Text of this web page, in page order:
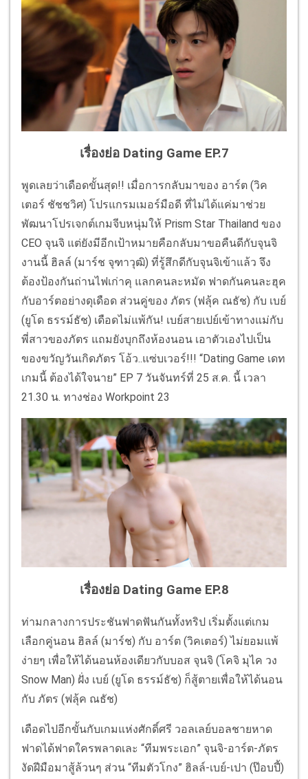
เรื่องย่อ Dating Game EP.7
พูดเลยว่าเดือดขั้นสุด!! เมื่อการกลับมาของ อาร์ต (วิค
เตอร์ ชัชชวิศ) โปรแกรมเมอร์มือดี ที่ไม่ได้แค่มาช่วย
พัฒนาโปรเจกต์เกมจีบหนุ่มให้ Prism Star Thailand ของ
CEO จุนจิ แต่ยังมีอีกเป้าหมายคือกลับมาขอคืนดีกับจุนจิ
งานนี้ ฮิลล์ (มาร์ช จุฑาวุฒิ) ที่รู้สึกดีกับจุนจิเข้าแล้ว จึง
ต้องป้องกันถ่านไฟเก่าคุ แลกคนละหมัด ฟาดกันคนละฮุค
กับอาร์ตอย่างดุเดือด ส่วนคู่ของ ภัตร (ฟลุ้ค ณธัช) กับ เบย์
(ยูโด ธรรม์ธัช) เดือดไม่แพ้กัน! เบย์สายเปย์เข้าทางแม่กับ
พี่สาวของภัตร แถมยังบุกถึงห้องนอน เอาตัวเองไปเป็น
ของขวัญวันเกิดภัตร โอ้ว..แซ่บเวอร์!!! “Dating Game เดท
เกมนี้ ต้องได้ใจนาย” EP 7 วันจันทร์ที่ 25 ส.ค. นี้ เวลา
21.30 น. ทางช่อง Workpoint 23
เรื่องย่อ Dating Game EP.8
ท่ามกลางการประชันฟาดฟันกันทั้งทริป เริ่มตั้งแต่เกม
เลือกคู่นอน ฮิลล์ (มาร์ช) กับ อาร์ต (วิคเตอร์) ไม่ยอมแพ้
ง่ายๆ เพื่อให้ได้นอนห้องเดียวกับบอส จุนจิ (โคจิ มุไค วง
Snow Man) ฝั่ง เบย์ (ยูโด ธรรม์ธัช) ก็สู้ตายเพื่อให้ได้นอน
กับ ภัตร (ฟลุ้ค ณธัช)
เดือดไปอีกขั้นกับเกมแห่งศักดิ์ศรี วอลเลย์บอลชายหาด
ฟาดได้ฟาดใครพลาดเละ “ทีมพระเอก” จุนจิ-อาร์ต-ภัตร
งัดฝีมือมาสู้ล้วนๆ ส่วน “ทีมตัวโกง” ฮิลล์-เบย์-เปา (ป๊อบปี้)